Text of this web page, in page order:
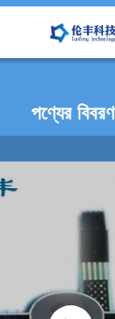
পণ্যের বিবরণ